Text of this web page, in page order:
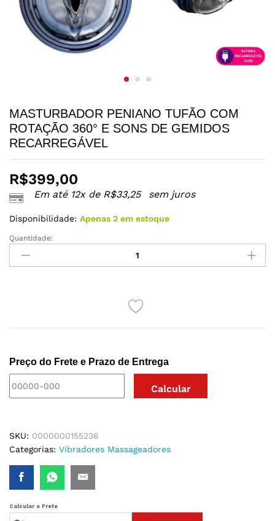
MASTURBADOR PENIANO TUFÃO COM
ROTAÇÃO 360° E SONS DE GEMIDOS
RECARREGÁVEL
R$399,00
Em até 12x de R$33,25 sem juros
Disponibilidade: Apenas 2 em estoque
MASTURBADOR
PENIANO
TUFÃO
GEMIDOS
RECARREGÁVEL
quantidade
Quantidade:
Preço do Frete e Prazo de Entrega
SKU: 0000000155236
Categorias: Vibradores Massageadores
Calcular o Frete